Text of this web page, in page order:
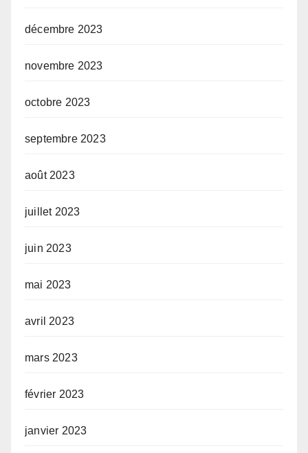
décembre 2023
novembre 2023
octobre 2023
septembre 2023
août 2023
juillet 2023
juin 2023
mai 2023
avril 2023
mars 2023
février 2023
janvier 2023